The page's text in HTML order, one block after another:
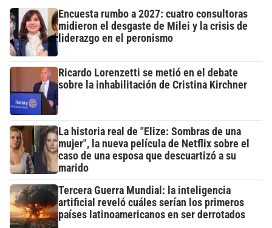
Encuesta rumbo a 2027: cuatro consultoras
midieron el desgaste de Milei y la crisis de
liderazgo en el peronismo
Ricardo Lorenzetti se metió en el debate
sobre la inhabilitación de Cristina Kirchner
La historia real de "Elize: Sombras de una
mujer", la nueva película de Netflix sobre el
caso de una esposa que descuartizó a su
marido
Tercera Guerra Mundial: la inteligencia
artificial reveló cuáles serían los primeros
países latinoamericanos en ser derrotados